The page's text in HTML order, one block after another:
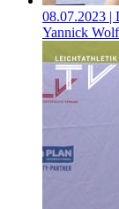
08.07.2023 |
Yannick